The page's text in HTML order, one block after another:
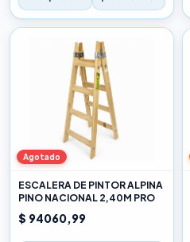
Agotado
ESCALERA DE PINTOR ALPINA
PINO NACIONAL 2,40M PRO
$ 94060,99